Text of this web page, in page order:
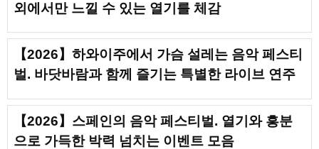
외에서만 느낄 수 있는 열기를 체감
【2026】하와이주에서 가슴 설레는 음악 페스티
벌. 바닷바람과 함께 즐기는 특별한 라이브 연주
【2026】스페인의 음악 페스티벌. 열기와 흥분
으로 가득한 박력 넘치는 이벤트 모음